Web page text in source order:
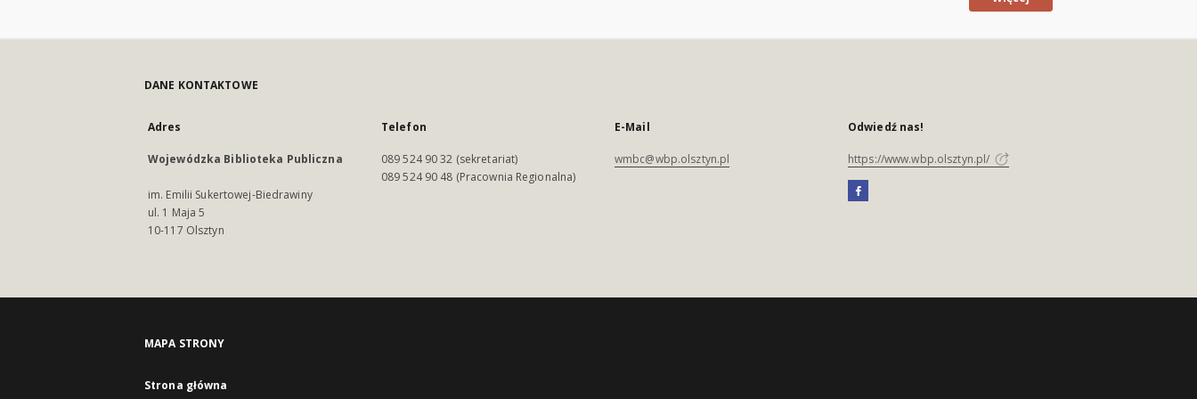
DANE KONTAKTOWE
Adres
Wojewódzka Biblioteka Publiczna
im. Emilii Sukertowej-Biedrawiny
ul. 1 Maja 5
10-117 Olsztyn
Telefon
089 524 90 32 (sekretariat)
089 524 90 48 (Pracownia Regionalna)
E-Mail
wmbc@wbp.olsztyn.pl
Odwiedź nas!
https://www.wbp.olsztyn.pl/
MAPA STRONY
Strona główna